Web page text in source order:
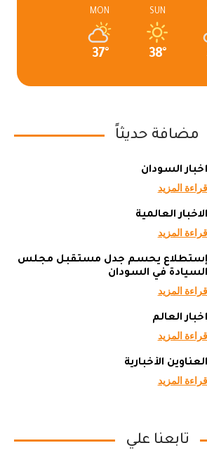
SUN
38°
MON
37°
مضافة حديثاً
أخبار السودان
قراءة المزيد
الاخبار العالمية
قراءة المزيد
إستطلاع يحسم جدل مستقبل مجلس
السيادة في السودان
قراءة المزيد
أخبار العالم
قراءة المزيد
العناوين الأخبارية
قراءة المزيد
تابعنا علي